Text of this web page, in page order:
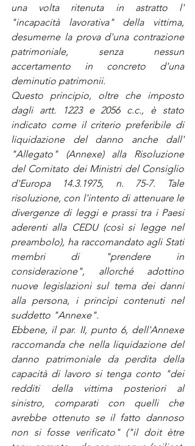
una volta ritenuta in astratto l'
"incapacità lavorativa" della vittima,
desumerne la prova d'una contrazione
patrimoniale, senza nessun
accertamento in concreto d'una
deminutio patrimonii.
Questo principio, oltre che imposto
dagli artt. 1223 e 2056 c.c., è stato
indicato come il criterio preferibile di
liquidazione del danno anche dall'
"Allegato" (Annexe) alla Risoluzione
del Comitato dei Ministri del Consiglio
d'Europa 14.3.1975, n. 75-7. Tale
risoluzione, con l'intento di attenuare le
divergenze di leggi e prassi tra i Paesi
aderenti alla CEDU (così si legge nel
preambolo), ha raccomandato agli Stati
membri di "prendere in
considerazione", allorché adottino
nuove legislazioni sul tema dei danni
alla persona, i princìpi contenuti nel
suddetto "Annexe".
Ebbene, il par. II, punto 6, dell'Annexe
raccomanda che nella liquidazione del
danno patrimoniale da perdita della
capacità di lavoro si tenga conto "dei
redditi della vittima posteriori al
sinistro, comparati con quelli che
avrebbe ottenuto se il fatto dannoso
non si fosse verificato" ("il doit ètre